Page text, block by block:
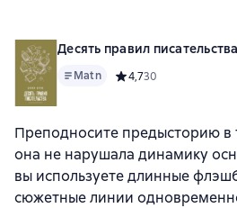
Десять правил писательства
Matn Средний рейтинг 4,7
4,730
Преподносите предысторию
она не нарушала динамику
вы используете длинные
сюжетные линии